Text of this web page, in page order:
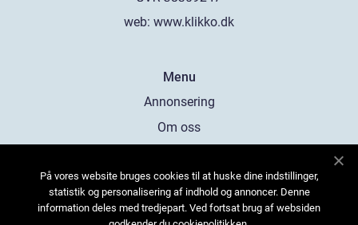
web: www.klikko.dk
Menu
Annonsering
Om oss
Kontakta oss
Sitemap
På vores website bruges cookies til at huske dine indstillinger,
statistik og personalisering af indhold og annoncer. Denne
information deles med tredjepart. Ved fortsat brug af websiden